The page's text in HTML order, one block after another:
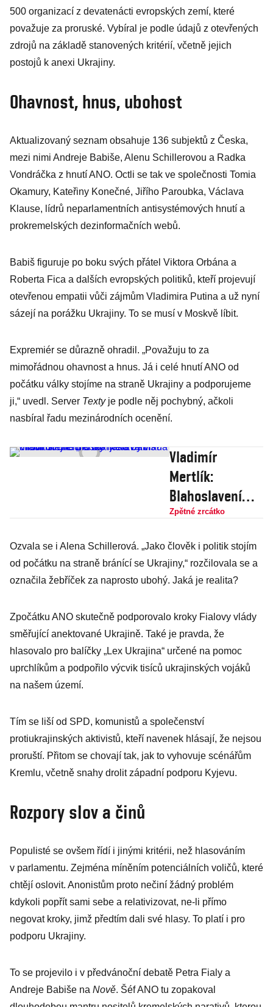
500 organizací z devatenácti evropských zemí, které
považuje za proruské. Vybíral je podle údajů z otevřených
zdrojů na základě stanovených kritérií, včetně jejich
postojů k anexi Ukrajiny.
Ohavnost, hnus, ubohost
Aktualizovaný seznam obsahuje 136 subjektů z Česka,
mezi nimi Andreje Babiše, Alenu Schillerovou a Radka
Vondráčka z hnutí ANO. Octli se tak ve společnosti Tomia
Okamury, Kateřiny Konečné, Jiřího Paroubka, Václava
Klause, lídrů neparlamentních antisystémových hnutí a
prokremelských dezinformačních webů.
Babiš figuruje po boku svých přátel Viktora Orbána a
Roberta Fica a dalších evropských politiků, kteří projevují
otevřenou empatii vůči zájmům Vladimira Putina a už nyní
sázejí na porážku Ukrajiny. To se musí v Moskvě líbit.
Expremiér se důrazně ohradil. „Považuju to za
mimořádnou ohavnost a hnus. Já i celé hnutí ANO od
počátku války stojíme na straně Ukrajiny a podporujeme
ji,“ uvedl. Server Textyje podle něj pochybný, ačkoli
nasbíral řadu mezinárodních ocenění.
Vladimír
Mertlík:
Blahoslavení
chudí duchem
vláda mluvit
stejně „lidsky“
Zpětné zrcátko
Ozvala se i Alena Schillerová. „Jako člověk i politik stojím
od počátku na straně bránící se Ukrajiny,“ rozčilovala se a
označila žebříček za naprosto ubohý. Jaká je realita?
Zpočátku ANO skutečně podporovalo kroky Fialovy vlády
směřující anektované Ukrajině. Také je pravda, že
hlasovalo pro balíčky „Lex Ukrajina“ určené na pomoc
uprchlíkům a podpořilo výcvik tisíců ukrajinských vojáků
na našem území.
Tím se liší od SPD, komunistů a společenství
protiukrajinských aktivistů, kteří navenek hlásají, že nejsou
proruští. Přitom se chovají tak, jak to vyhovuje scénářům
Kremlu, včetně snahy drolit západní podporu Kyjevu.
Rozpory slov a činů
Populisté se ovšem řídí i jinými kritérii, než hlasováním
v parlamentu. Zejména míněním potenciálních voličů, které
chtějí oslovit. Anonistům proto nečiní žádný problém
kdykoli popřít sami sebe a relativizovat, ne-li přímo
negovat kroky, jimž předtím dali své hlasy. To platí i pro
podporu Ukrajiny.
To se projevilo i v předvánoční debatě Petra Fialy a
Andreje Babiše na Nově. Šéf ANO tu zopakoval